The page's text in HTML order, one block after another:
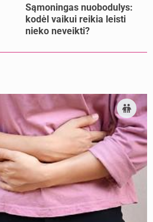
Sąmoningas nuobodulys:
kodėl vaikui reikia leisti
nieko neveikti?